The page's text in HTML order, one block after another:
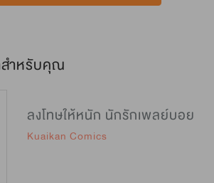
ำหรับคุณ
ลงโทษให้หนัก นักรักเพลย์บอย
Kuaikan Comics